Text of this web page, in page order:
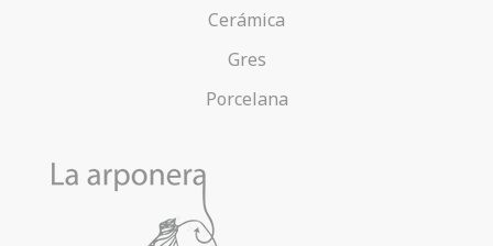
Cerámica
Gres
Porcelana